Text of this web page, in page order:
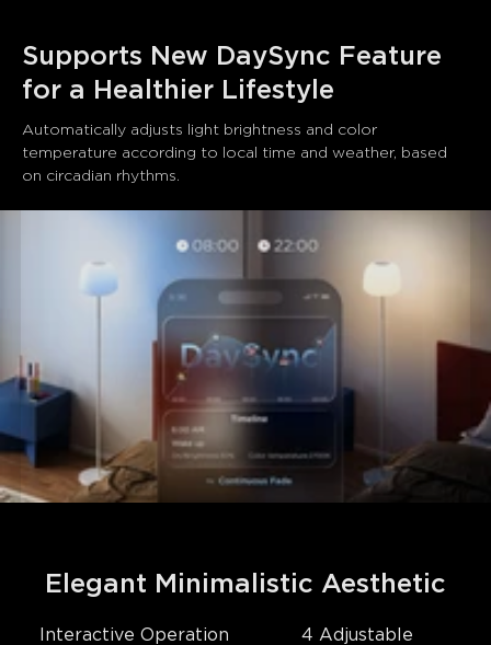
Supports New DaySync Feature
for a Healthier Lifestyle
Automatically adjusts light brightness and color
temperature according to local time and weather, based
on circadian rhythms.
Elegant Minimalistic Aesthetic
Interactive Operation
4 Adjustable